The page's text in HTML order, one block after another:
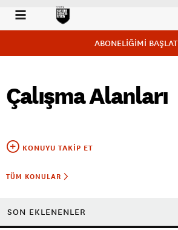
ABONELİĞİMİ BAŞLAT
Çalışma Alanları
KONUYU TAKIP ET
TÜM KONULAR
SON EKLENENLER